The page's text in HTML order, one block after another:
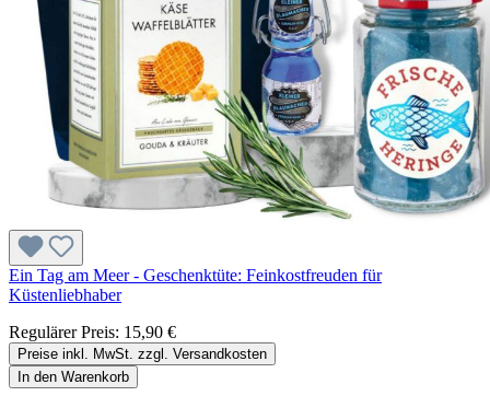
Ein Tag am Meer - Geschenktüte: Feinkostfreuden für
Küstenliebhaber
Regulärer Preis: 15,90 €
Preise inkl. MwSt. zzgl. Versandkosten
In den Warenkorb